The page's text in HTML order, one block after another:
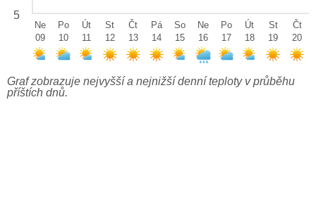
5
Ne
09
Po
10
Út
11
St
12
Čt
13
Pá
14
So
15
Ne
16
Po
17
Út
18
St
19
Čt
20
Graf zobrazuje nejvyšší a nejnižší denní teploty v průběhu
příštích dnů.